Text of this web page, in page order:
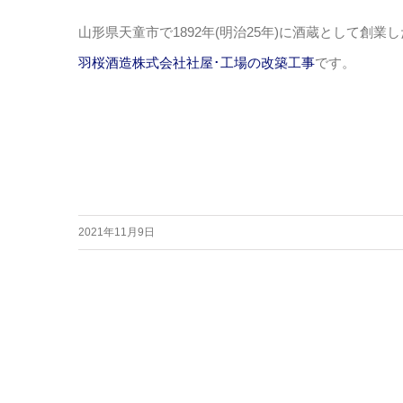
山形県天童市で1892年(明治25年)に酒蔵として創業し
羽桜酒造株式会社社屋･工場の改築工事です。
2021年11月9日